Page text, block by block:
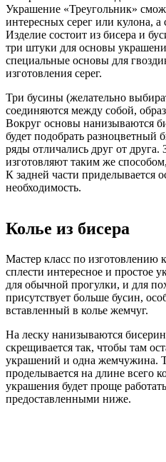
Украшение «Треугольник»
интересных серег или кулона, а
Изделие состоит из бисера и
три штуки для основы
специальные основы для
изготовления серег.
Три бусины (желательно
соединяются между собой,
Вокруг основы нанизываются
будет подобрать разноцветный
ряды отличались друг от
изготовляют таким же
К задней части приделывается
необходимость.
Колье из бисера
Мастер класс по изготовлению
сплести интересное и простое
для обычной прогулки, и для
присутствует больше бусин,
вставленный в колье жемчуг.
На леску нанизываются
скрещивается так, чтобы там
украшений и одна жемчужина.
проделывается на длине всего
украшения будет проще
предоставленными ниже.